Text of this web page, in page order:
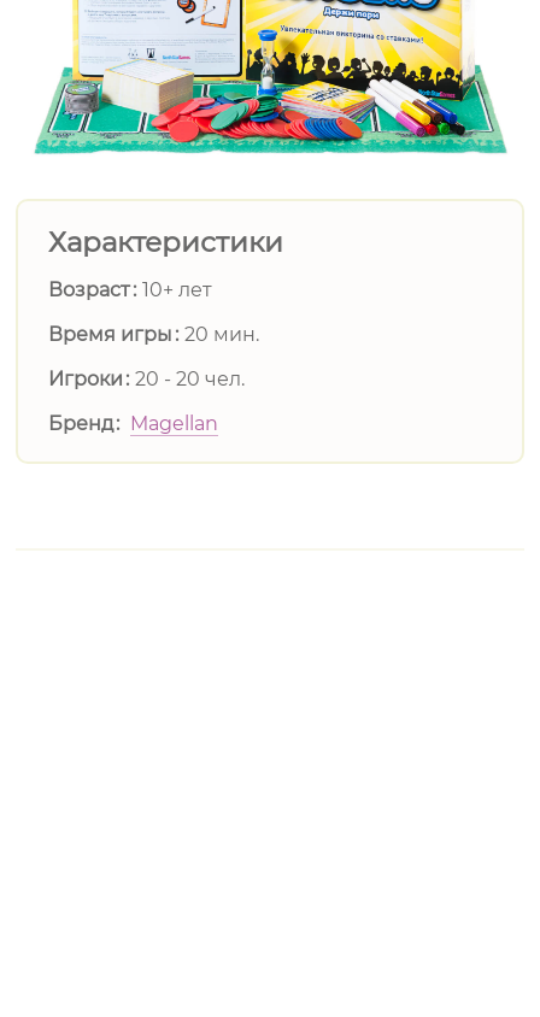
Характеристики
Возраст 10+ лет
Время игры 20 мин.
Игроки 20 - 20 чел.
Бренд
Magellan